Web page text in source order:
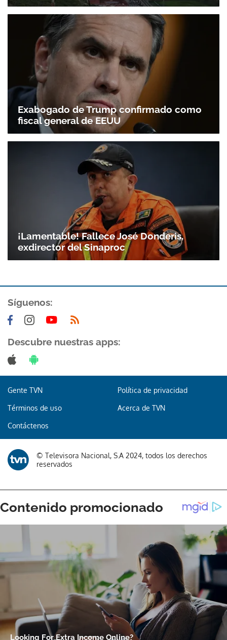
Exabogado de Trump confirmado como
fiscal general de EEUU
¡Lamentable! Fallece José Donderis,
exdirector del Sinaproc
Síguenos:
Descubre nuestras apps:
Gente TVN Política de privacidad
Términos de uso Acerca de TVN
Contáctenos
© Televisora Nacional, S.A 2024, todos los derechos
reservados